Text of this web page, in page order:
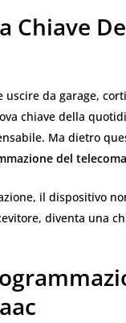
Chiave
da garage,
chiave della
Ma dietro
del
il dispositivo
diventa una